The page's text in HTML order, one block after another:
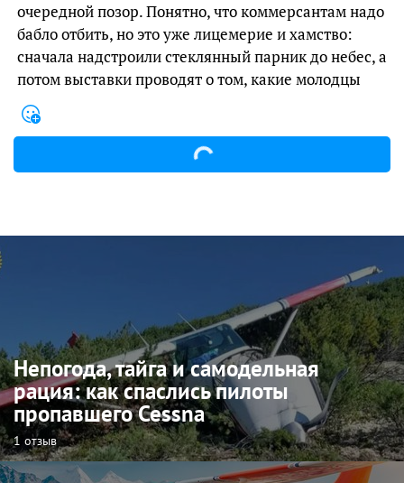
очередной позор. Понятно, что коммерсантам надо
бабло отбить, но это уже лицемерие и хамство:
сначала надстроили стеклянный парник до небес, а
потом выставки проводят о том, какие молодцы
Непогода, тайга и самодельная
рация: как спаслись пилоты
пропавшего Cessna
1 отзыв